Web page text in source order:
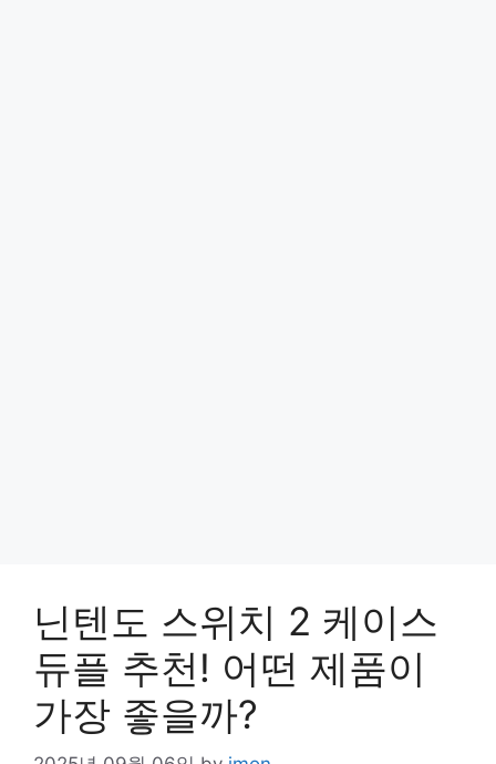
닌텐도 스위치 2 케이스
듀플 추천! 어떤 제품이
가장 좋을까?